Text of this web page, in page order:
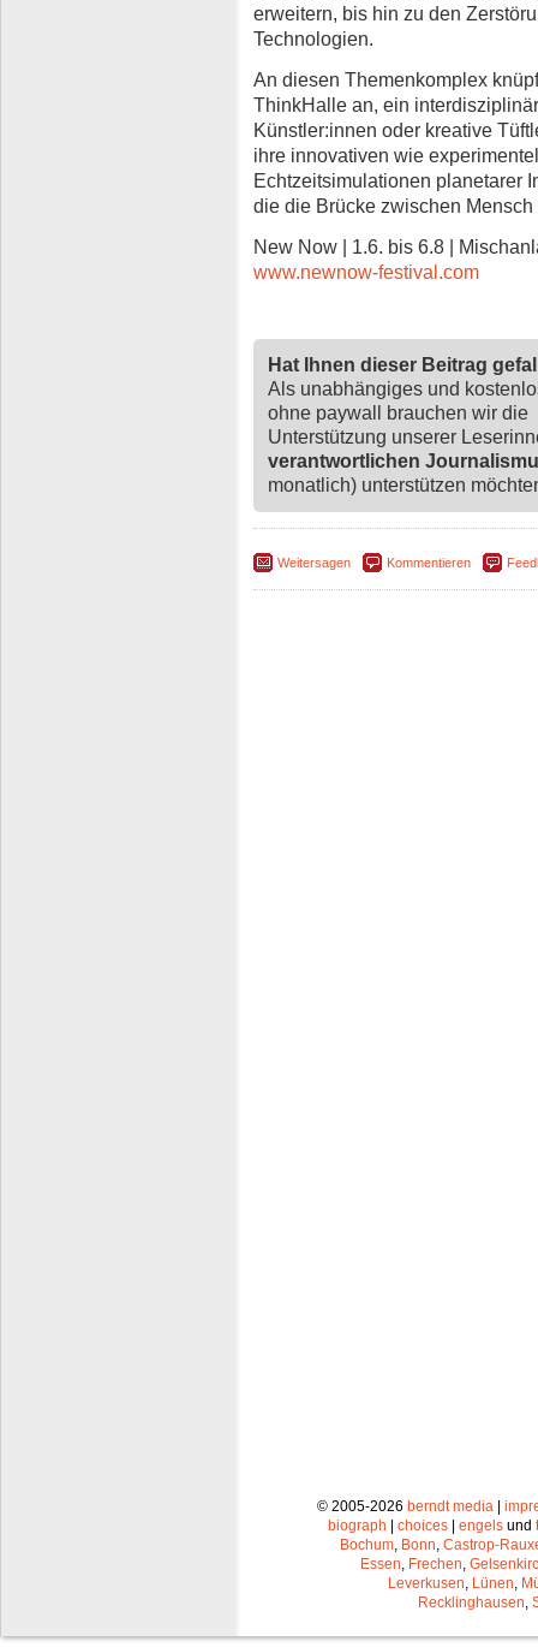
erweitern, bis hin zu den
Technologien.
An diesen Themenkomplex
ThinkHalle an, ein
Künstler:innen oder kreative
ihre innovativen wie
Echtzeitsimulationen planetarer
die die Brücke zwischen
New Now | 1.6. bis 6.8 |
www.newnow-festival.com
Hat Ihnen dieser Beitrag
Als unabhängiges und
ohne paywall brauchen wir die
Unterstützung unserer
verantwortlichen
monatlich) unterstützen
Weitersagen Kommentieren
© 2005-2026 berndt media|
biograph
choices engels und
Bochum, Bonn, Castrop-
Essen, Frechen,
Leverkusen, Lünen,
Recklinghausen,